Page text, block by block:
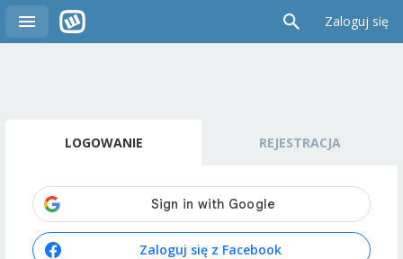
Zaloguj się
LOGOWANIE REJESTRACJA
Zaloguj się z Facebook